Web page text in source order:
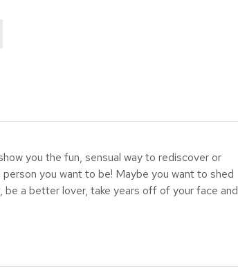
you the fun, sensual way to rediscover or
you want to be! Maybe you want to shed
a better lover, take years off of your face and